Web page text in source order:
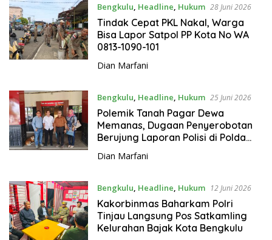
Bengkulu Headline Hukum 28 Juni 2026
Tindak Cepat PKL Nakal, Warga
Bisa Lapor Satpol PP Kota No WA
0813-1090-101
Dian Marfani
Bengkulu Headline Hukum 25 Juni 2026
Polemik Tanah Pagar Dewa
Memanas, Dugaan Penyerobotan
Berujung Laporan Polisi di Polda
Dian Marfani
Bengkulu Headline Hukum 12 Juni 2026
Kakorbinmas Baharkam Polri
Tinjau Langsung Pos Satkamling
Kelurahan Bajak Kota Bengkulu